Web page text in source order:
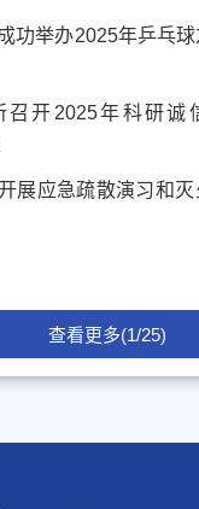
功举办2025年乒乓
召开2025年科研诚
展应急疏散演习和灭
查看更多(1/25)